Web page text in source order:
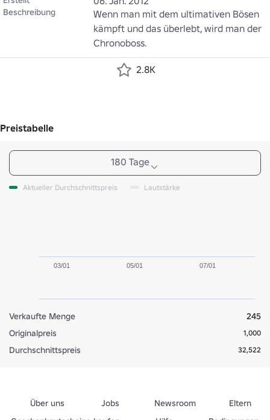
Beschreibung
Wenn man mit dem ultimativen Bösen
kämpft und das überlebt, wird man der
Chronoboss.
2.8K
Preistabelle
180 Tage
Aktueller Durchschnittspreis Lautstärke
03/01 05/01 07/01
Verkaufte Menge
245
Originalpreis
1,000
Durchschnittspreis 32,522
Über uns Jobs Newsroom
Eltern